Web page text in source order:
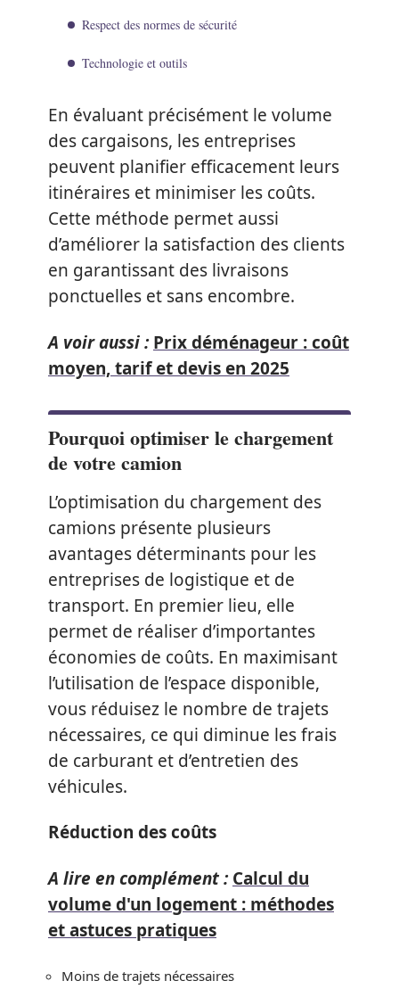
Respect des normes de sécurité
Technologie et outils
En évaluant précisément le volume
des cargaisons, les entreprises
peuvent planifier efficacement leurs
itinéraires et minimiser les coûts.
Cette méthode permet aussi
d’améliorer la satisfaction des clients
en garantissant des livraisons
ponctuelles et sans encombre.
A voir aussi : Prix déménageur : coût
moyen, tarif et devis en 2025
Pourquoi optimiser le chargement
de votre camion
L’optimisation du chargement des
camions présente plusieurs
avantages déterminants pour les
entreprises de logistique et de
transport. En premier lieu, elle
permet de réaliser d’importantes
économies de coûts. En maximisant
l’utilisation de l’espace disponible,
vous réduisez le nombre de trajets
nécessaires, ce qui diminue les frais
de carburant et d’entretien des
véhicules.
Réduction des coûts
A lire en complément : Calcul du
volume d'un logement : méthodes
et astuces pratiques
Moins de trajets nécessaires